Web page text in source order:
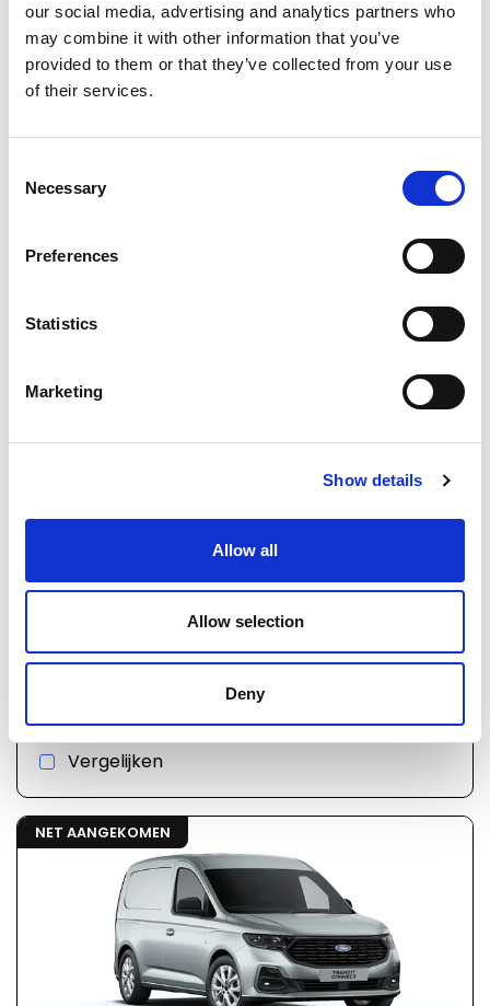
our social media, advertising and analytics partners who
may combine it with other information that you’ve
provided to them or that they’ve collected from your use
of their services.
Selection
Necessary
Preferences
Statistics
Marketing
Show details
Allow all
Allow selection
Deny
Ford V761 transit connect
Vergelijken
NET AANGEKOMEN
€ 41.737
Ford V761 transit connect
Vergelijken
NET AANGEKOMEN